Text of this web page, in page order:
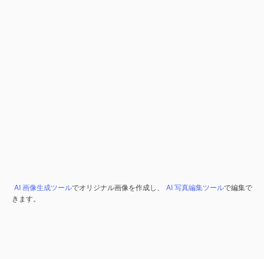
AI 画像生成ツールでオリジナル画像を作成し、 AI 写真編集ツールで編集で
きます。